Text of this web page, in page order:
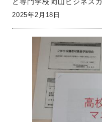
と専門学校岡山ビジネス
2025年2月18日